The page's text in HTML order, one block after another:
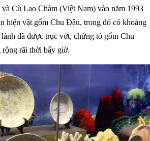
và Cù Lao Chàm (Việt Nam) vào năm 1993
hiện vật gốm Chu Đậu, trong đó có khoảng
đã được trục vớt, chứng tỏ gốm Chu
rãi thời bấy giờ.